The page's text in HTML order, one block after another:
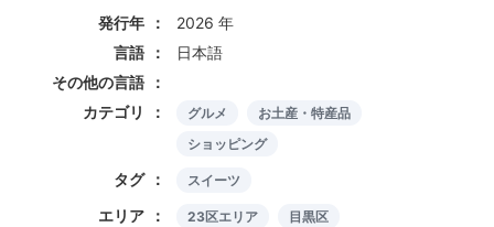
発行年
2026 年
言語
日本語
その他の言語
カテゴリ
グルメ
お土産・特産品
ショッピング
タグ スイーツ
エリア 23区エリア
目黒区